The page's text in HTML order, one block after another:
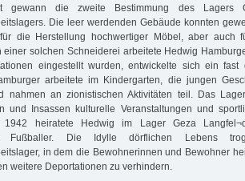
gewann die zweite Bestimmung des Lagers
Die leer werdenden Gebäude konnten
die Herstellung hochwertiger Möbel, aber auch
einer solchen Schneiderei arbeitete Hedwig
eingestellt wurden, entwickelte sich ein fast
arbeitete im Kindergarten, die jungen
nahmen an zionistischen Aktivitäten teil. Das
und Insassen kulturelle Veranstaltungen und
1942 heiratete Hedwig im Lager Geza
Fußballer. Die Idylle dörflichen Lebens
in dem die Bewohnerinnen und Bewohner
weitere Deportationen zu verhindern.